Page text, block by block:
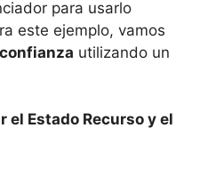
para usarlo
este ejemplo, vamos
confianza utilizando un
el Estado Recurso y el